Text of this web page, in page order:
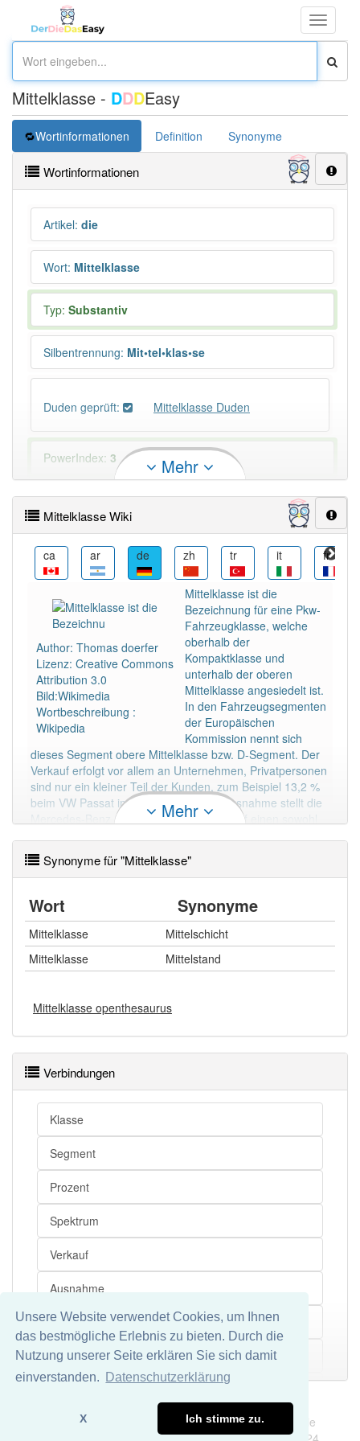
Unsere Website verwendet Cookies, um Ihnen
das bestmögliche Erlebnis zu bieten. Durch die
Nutzung unserer Seite erklären Sie sich damit
einverstanden.
Datenschutzerklärung
X Ich stimme zu.
Toggle
Mittelklasse - DDDEasy
Wortinformationen Definition Synonyme
Wortinformationen
Artikel: die
Wort: Mittelklasse
Typ: Substantiv
Silbentrennung: Mit•tel•klas•se
Duden geprüft: Mittelklasse Duden
PowerIndex: 3
Häufigkeit: 4 von 10
Wörter mit Endung-mittelklasse : 1
-mittelklasseaber mit einem
anderen Artikel die : 0
88% unserer Spielapp-Nutzer haben den Artikel
korrekt erraten.
Mehr
Mittelklasse Wiki
ca ar de zh tr it fr
Author: Thomas doerfer
Lizenz: Creative Commons
Attribution 3.0
Bild:Wikimedia
Wortbeschreibung :
Wikipedia
Mittelklasse ist die
Bezeichnung für eine Pkw-
Fahrzeugklasse, welche
oberhalb der
Kompaktklasse und
unterhalb der oberen
Mittelklasse angesiedelt ist.
In den Fahrzeugsegmenten
der Europäischen
Kommission nennt sich
dieses Segment obere Mittelklasse bzw. D-Segment. Der
Verkauf erfolgt vor allem an Unternehmen, Privatpersonen
sind nur ein kleiner Teil der Kunden, zum Beispiel 13,2 %
beim VW Passat im Jahre 2008. Eine Ausnahme stellt die
Mercedes-Benz C-Klasse dar, die stets auf einen sowohl
Privatanteil von 35 bis 50 Prozent an den
Gesamtzulassungen kommt. Die Neupreise für Wagen der
Mittelklasse weisen ein breites Spektrum auf.
Mehr lesen
Mehr
Synonyme für "Mittelklasse"
Wort Synonyme
Mittelklasse
Mittelschicht
Mittelklasse
Mittelstand
Mittelklasse openthesaurus
Verbindungen
Klasse
Segment
Prozent
Spektrum
Verkauf
Ausnahme
Kompaktklasse
Privatperson
Neupreis
Mehr
Datenschutz
Wir übernehmen keine Garantie und keine Haftung für die
Richtigkeit und Vollständigkeit dieser Seite. DDDEasy 2024